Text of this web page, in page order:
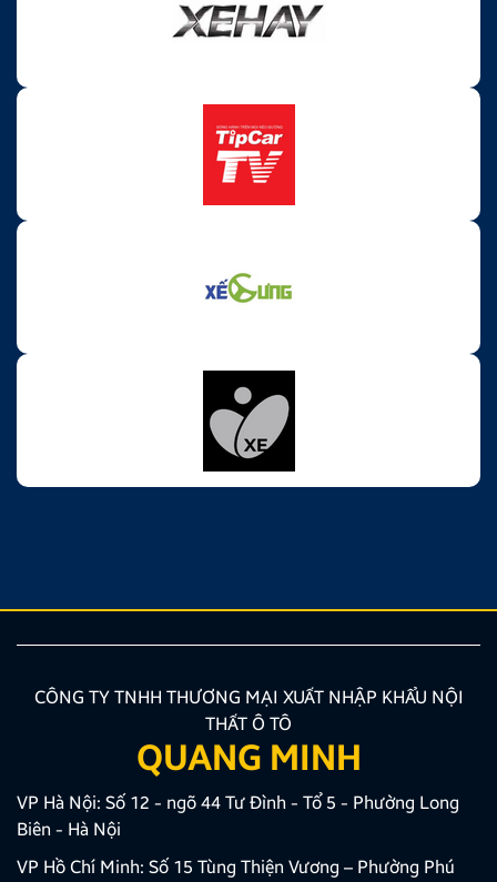
CÔNG TY TNHH THƯƠNG MẠI XUẤT NHẬP KHẨU NỘI
THẤT Ô TÔ
QUANG MINH
VP Hà Nội: Số 12 - ngõ 44 Tư Đình - Tổ 5 - Phường Long
Biên - Hà Nội
VP Hồ Chí Minh: Số 15 Tùng Thiện Vương – Phường Phú